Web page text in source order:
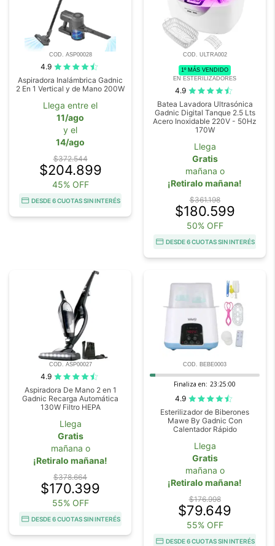
COD. ASP00028
4.9
Aspiradora Inalámbrica Gadnic
2 En 1 Vertical y de Mano 200W
Llega entre el
11/ago
y el
14/ago
$372.544
$204.899
45% OFF
DESDE 6 CUOTAS SIN INTERÉS
COD. ULTRA002
1º MÁS VENDIDO
EN ESTERILIZADORES
4.9
Batea Lavadora Ultrasónica
Gadnic Digital Tanque 2.5 Lts
Acero Inoxidable 220V - 50Hz
170W
Llega
Gratis
mañana o
¡Retiralo mañana!
$361.198
$180.599
50% OFF
DESDE 6 CUOTAS SIN INTERÉS
COD. ASP00027
4.9
Aspiradora De Mano 2 en 1
Gadnic Recarga Automática
130W Filtro HEPA
Llega
Gratis
mañana o
¡Retiralo mañana!
$378.664
$170.399
55% OFF
DESDE 6 CUOTAS SIN INTERÉS
COD. BEBE0003
Finaliza en: 23:24:59
4.9
Esterilizador de Biberones
Mawe By Gadnic Con
Calentador Rápido
Llega
Gratis
mañana o
¡Retiralo mañana!
$176.998
$79.649
55% OFF
DESDE 6 CUOTAS SIN INTERÉS